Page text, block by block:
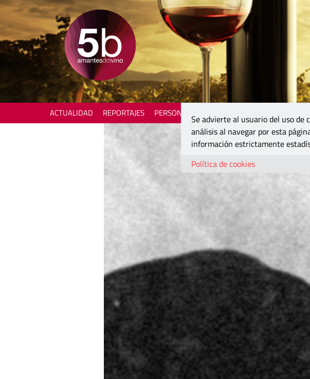
ACTUALIDAD REPORTAJES PERSONAJES
Se advierte al usuario del uso de
análisis al navegar por esta
información estrictamente
Política de cookies